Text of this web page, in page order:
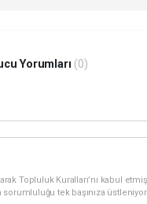
Yorumları (0)
Topluluk Kuralları’nı kabul
sorumluluğu tek başınıza